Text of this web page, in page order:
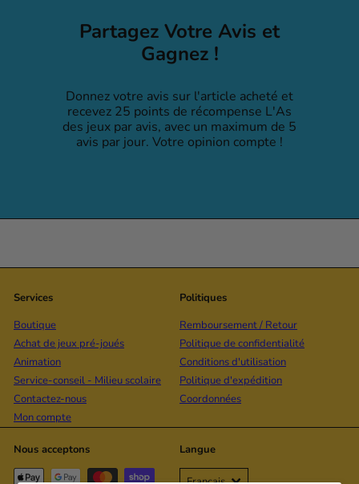
Partagez Votre Avis et
Gagnez !
Donnez votre avis sur l'article acheté et
recevez 25 points de récompense L'As
des jeux par avis, avec un maximum de 5
avis par jour. Votre opinion compte !
Services
Boutique
Achat de jeux pré-joués
Animation
Service-conseil - Milieu scolaire
Contactez-nous
Mon compte
Politiques
Remboursement / Retour
Politique de confidentialité
Conditions d'utilisation
Politique d'expédition
Coordonnées
Nous acceptons Langue